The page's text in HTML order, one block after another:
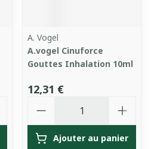
A. Vogel
A.vogel Cinuforce
Gouttes Inhalation 10ml
12,31 €
Ajouter au panier